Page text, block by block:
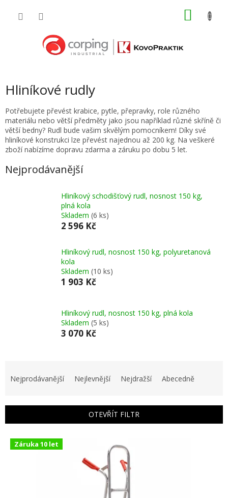
Hliníkové rudly
Potřebujete převést krabice, pytle, přepravky, role různého
materiálu nebo větší předměty jako jsou například různé skříně či
větší bedny? Rudl bude vašim skvělým pomocníkem! Díky své
hliníkové konstrukci lze převést najednou až 200 kg. Na veškeré
zboží nabízíme dopravu zdarma a záruku po dobu 5 let.
Nejprodávanější
Hliníkový schodišťový rudl, nosnost 150 kg,
plná kola
Skladem (6 ks)
2 596 Kč
Hliníkový rudl, nosnost 150 kg, polyuretanová
kola
Skladem (10 ks)
1 903 Kč
Hliníkový rudl, nosnost 150 kg, plná kola
Skladem (5 ks)
3 070 Kč
í
Nejprodávanější Nejlevnější Nejdražší Abecedně
OTEVŘÍT FILTR
V Záruka 10 let